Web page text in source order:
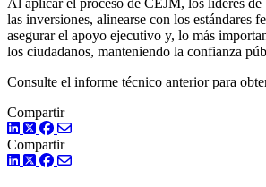
Al aplicar el proceso de CEJM, los líderes
las inversiones, alinearse con los estándares
asegurar el apoyo ejecutivo y, lo más
los ciudadanos, manteniendo la confianza
Consulte el informe técnico anterior para
Compartir
LinkedIn
TwitterFacebook
Compartir
LinkedIn
TwitterFacebook